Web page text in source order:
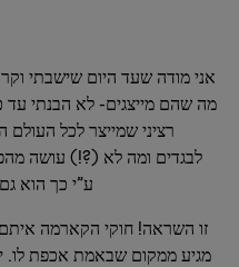
אני מודה שעד היום שישבתי
מה שהם מייצגים- לא הבנתי
רציני שמייצר לכל
לבגדים ומה לא (?!) עושה
ע”י כך הוא
זו השראה! חוקי הקארמה
מגיע ממקום שבאמת אכפת לו.